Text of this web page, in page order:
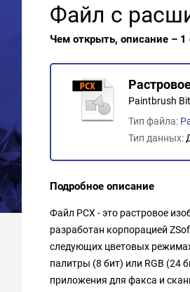
Файл с
Чем открыть, описание –
Paintbrush
Тип файла:
Тип данных:
Подробное описание
Файл PCX - это растровое
разработан корпорацией
следующих цветовых
палитры (8 бит) или RGB (24
приложения для факса и